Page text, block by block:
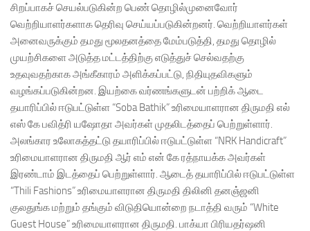
சிறப்பாகச் செயல்படுகின்ற பெண் தொழில்முனைவோர்
வெற்றியாளர்களாக தெரிவு செய்யப்படுகின்றனர். வெற்றியாளர்கள்
அனைவருக்கும் தமது மூலதனத்தை மேம்படுத்தி, தமது தொழில்
முயற்சிகளை அடுத்த மட்டத்திற்கு எடுத்துச் செல்வதற்கு
உதவுவதற்காக அங்கீகாரம் அளிக்கப்பட்டு, நிதியுதவிகளும்
வழங்கப்படுகின்றன. இயற்கை வர்ணங்களுடன் பற்றிக் ஆடை
தயாரிப்பில் ஈடுபட்டுள்ள “Soba Bathik” உரிமையாளரான திருமதி எல்
எஸ் கே பவித்ரி யஷோதா அவர்கள் முதலிடத்தைப் பெற்றுள்ளார்.
அலங்கார உலோகத்தட்டு தயாரிப்பில் ஈடுபட்டுள்ள “NRK Handicraft”
உரிமையாளரான திருமதி ஆர் எம் என் கே ரத்நாயக்க அவர்கள்
இரண்டாம் இடத்தைப் பெற்றுள்ளார். ஆடைத் தயாரிப்பில் ஈடுபட்டுள்ள
“Thili Fashions” உரிமையாளரான திருமதி திலினி தனஞ்ஜனி
குலதுங்க மற்றும் தங்கும் விடுதியொன்றை நடாத்தி வரும் “White
Guest House” உரிமையாளரான திருமதி. பாக்யா பிரியதர்ஷனி